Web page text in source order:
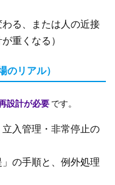
る、または人の近接
重くなる）
のリアル）
設計が必要 です。
入管理・非常停止の
の手順と、例外処理